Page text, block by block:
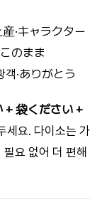
·キャラクター
このまま
객·ありがとう
袋ください +
세요. 다이소는 가
요 없어 더 편해